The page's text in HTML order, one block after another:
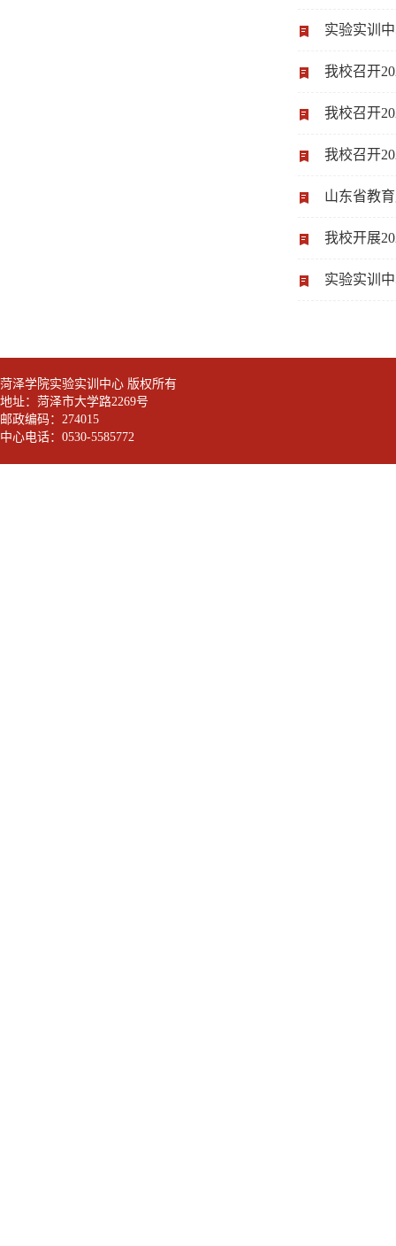
实验实训
我校召开
我校召开
我校召开
山东省教
我校开展
实验实训
菏泽学院实验实训中心 版权所有
地址：菏泽市大学路2269号
邮政编码：274015
中心电话：0530-5585772